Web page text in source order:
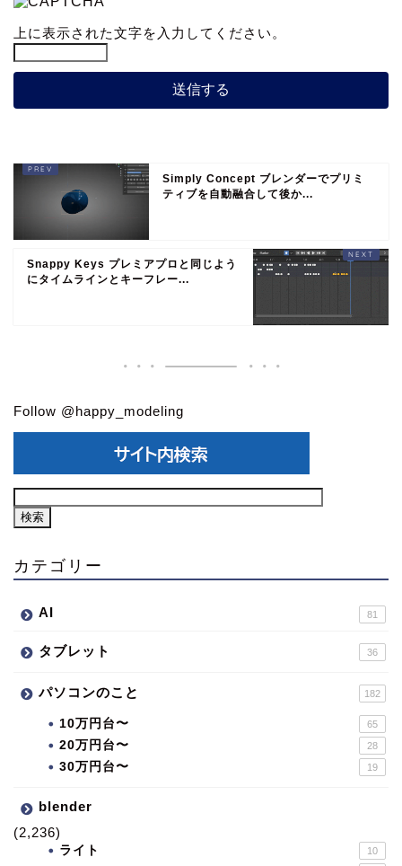
上に表示された文字を入力してください。
Simply Concept ブレンダーでプリミ
ティブを自動融合して後か...
Snappy Keys プレミアプロと同じよう
にタイムラインとキーフレー...
Follow @happy_modeling
カテゴリー
AI 81
タブレット 36
パソコンのこと 182
10万円台〜 65
20万円台〜 28
30万円台〜 19
blender
(2,236)
ライト 10